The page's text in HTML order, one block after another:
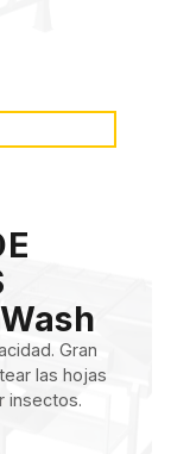
Gran
las hojas
insectos.